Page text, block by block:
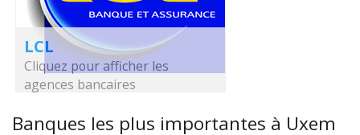
LCL
Cliquez pour afficher les
agences bancaires
Banques les plus importantes à Uxem